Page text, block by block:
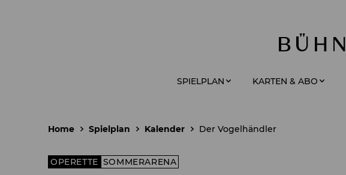
SPIELPLAN KARTEN & ABO
Home Spielplan Kalender Der Vogelhändler
OPERETTE SOMMERARENA